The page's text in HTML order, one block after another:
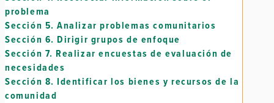
problema
Sección 5. Analizar problemas comunitarios
Sección 6. Dirigir grupos de enfoque
Sección 7. Realizar encuestas de evaluación de
necesidades
Sección 8. Identificar los bienes y recursos de la
comunidad